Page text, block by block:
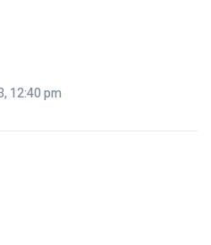
12:40 pm